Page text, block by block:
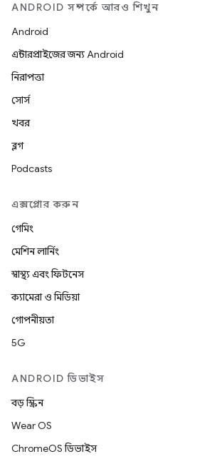
ANDROID সম্পর্কে আরও শিখুন
Android
এন্টারপ্রাইজের জন্য Android
নিরাপত্তা
সোর্স
খবর
ব্লগ
Podcasts
এক্সপ্লোর করুন
গেমিং
মেশিন লার্নিং
স্বাস্থ্য এবং ফিটনেস
ক্যামেরা ও মিডিয়া
গোপনীয়তা
5G
ANDROID ডিভাইস
বড় স্ক্রিন
Wear OS
ChromeOS ডিভাইস